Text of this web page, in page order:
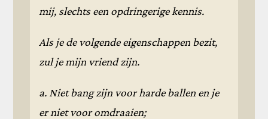
mij, slechts een opdringerige kennis.
Als je de volgende eigenschappen bezit,
zul je mijn vriend zijn.
a. Niet bang zijn voor harde ballen en je
er niet voor omdraaien;